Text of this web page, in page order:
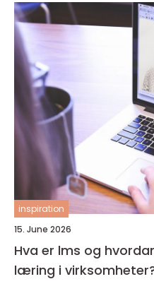
inspiration
15. June 2026
Hva er lms og
læring i